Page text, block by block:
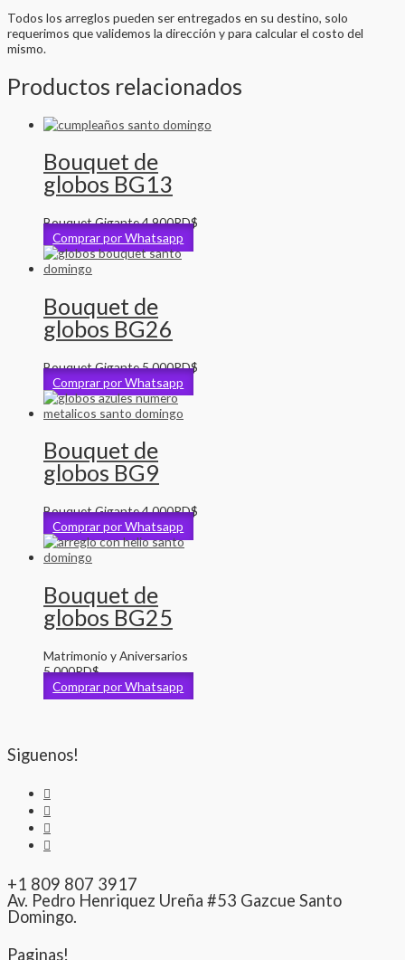
Todos los arreglos pueden ser entregados en su destino, solo
requerimos que validemos la dirección y para calcular el costo del
mismo.
Productos relacionados
Bouquet de
globos BG13
Bouquet Gigante4,900RD$
Comprar por Whatsapp
Bouquet de
globos BG26
Bouquet Gigante5,000RD$
Comprar por Whatsapp
Bouquet de
globos BG9
Bouquet Gigante4,000RD$
Comprar por Whatsapp
Bouquet de
globos BG25
Matrimonio y Aniversarios
5,000RD$
Comprar por Whatsapp
Siguenos!
+1 809 807 3917
Av. Pedro Henriquez Ureña #53 Gazcue Santo
Domingo.
Paginas!